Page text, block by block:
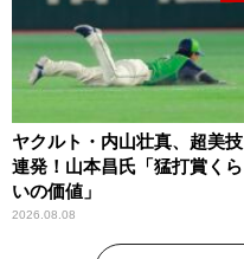
ヤクルト・内山壮真、超美技
連発！山本昌氏「猛打賞くら
いの価値」
2026.08.08